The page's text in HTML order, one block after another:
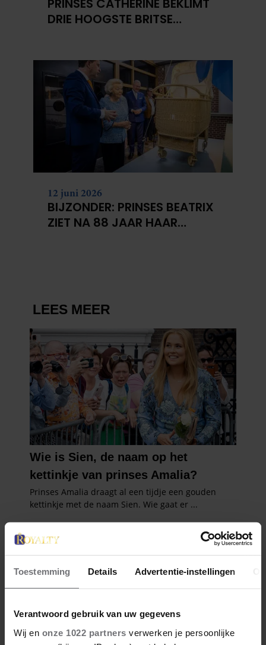
Toestemming Details Advertentie-instellingen
Verantwoord gebruik van uw gegevens
Wij en onze 1022 partners verwerken je persoonlijke
PRINSES CATHERINE BEKLIMT
DRIE HOOGSTE BRITSE
12 juni 2026
BIJZONDER: PRINSES BEATRIX
ZIET NA 88 JAAR HAAR